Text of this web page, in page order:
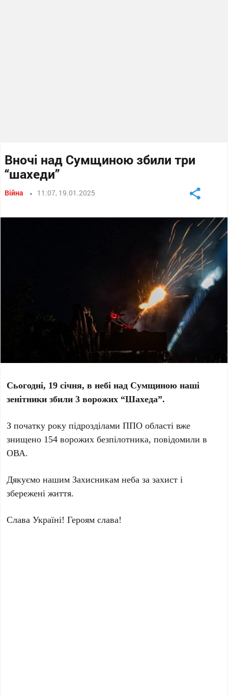
Вночі над Сумщиною збили три
“шахеди”
Війна 11:07, 19.01.2025
Сьогодні, 19 січня, в небі над Сумщиною наші
зенітники збили 3 ворожих “Шахеда”.
З початку року підрозділами ППО області вже
знищено 154 ворожих безпілотника, повідомили в
ОВА.
Дякуємо нашим Захисникам неба за захист і
збережені життя.
Слава Україні! Героям слава!